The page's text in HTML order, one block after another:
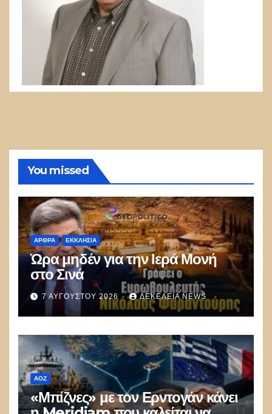
You missed
ΑΡΘΡΑ ΕΚΚΛΗΣΊΑ
Ώρα μηδέν για την Ιερά Μονή
στο Σινά
7 ΑΥΓΟΎΣΤΟΥ 2026 ΔΕΚΈΛΕΙΑ NEWS
ΑΟΖ
«Μπίζνες» με τον Ερντογάν κάνει